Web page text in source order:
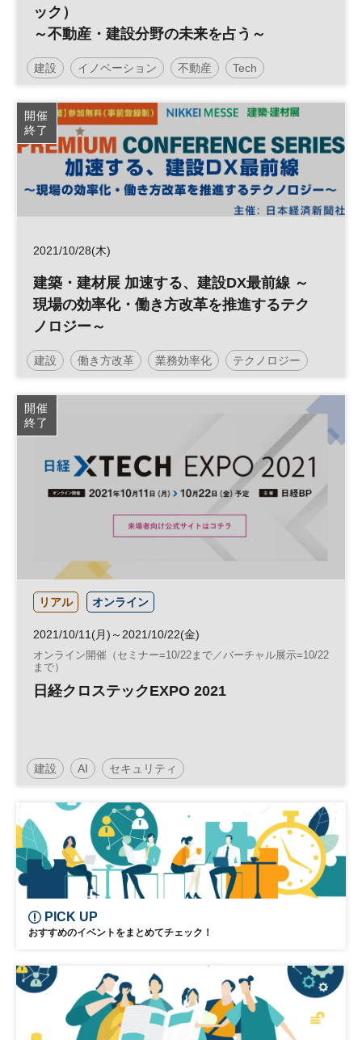
ック）
～不動産・建設分野の未来を占う～
建設 イノベーション 不動産 Tech
開催
終了
2021/10/28(木)
建築・建材展 加速する、建設DX最前線 ～
現場の効率化・働き方改革を推進するテク
ノロジー～
建設 働き方改革 業務効率化 テクノロジー
建築 DX
日経メッセプレミアム・カンファレンス・シリーズ
開催
終了
リアル オンライン
2021/10/11(月)～2021/10/22(金)
オンライン開催（セミナー=10/22まで／バーチャル展示=10/22
まで）
日経クロステックEXPO 2021
建設 AI セキュリティ
デジタルトランスフォーメーション 人工知能
働き方改革 テレワーク クラウド 製造業 DX
PICK UP
おすすめのイベントをまとめてチェック！